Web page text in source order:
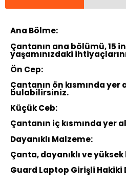
Ana Bölme:
Çantanın ana bölümü, 15
yaşamınızdaki
Ön Cep:
Çantanın ön kısmında
bulabilirsiniz.
Küçük Ceb:
Çantanın iç kısmında yer
Dayanıklı Malzeme:
Çanta, dayanıklı ve
Guard Laptop Girişli Hakiki